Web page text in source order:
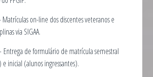
Matrículas on-line dos discentes veteranos e
via SIGAA.
Entrega de formulário de matrícula semestral
inicial (alunos ingressantes).